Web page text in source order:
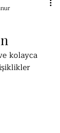
kolayca